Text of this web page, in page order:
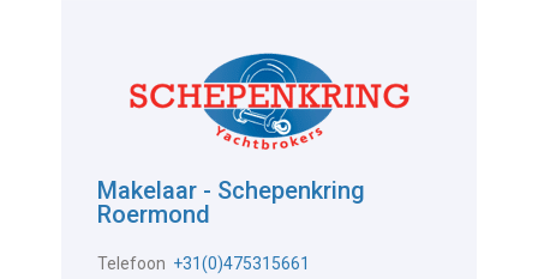
Makelaar - Schepenkring
Roermond
Telefoon +31(0)475315661